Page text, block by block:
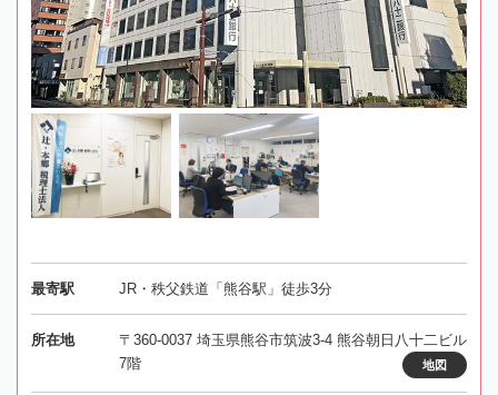
最寄駅 JR・秩父鉄道「熊谷駅」徒歩3分
所在地
〒360-0037 埼玉県熊谷市筑波3-4 熊谷朝日八十二ビル
7階
地図